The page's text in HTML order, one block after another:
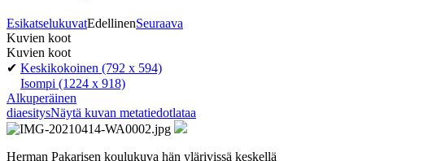
EsikatselukuvatEdellinenSeuraava
Kuvien koot
Kuvien koot
✔ Keskikokoinen (792 x 594)
Isompi (1224 x 918)
Alkuperäinen
diaesitysNäytä kuvan metatiedotlataa
Herman Pakarisen koulukuva hän ylärivissä keskellä